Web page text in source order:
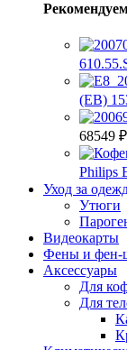
(EB)
68549 ₽
Philips
Уход за
Утюги
Видеокарты
Фены и фен-
Аксессуары
Для
Для